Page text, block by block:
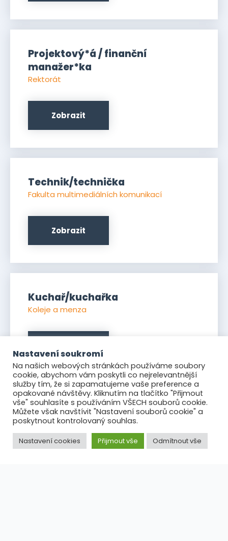
Projektový*á / finanční
manažer*ka
Rektorát
Zobrazit
Technik/technička
Fakulta multimediálních komunikací
Zobrazit
Kuchař/kuchařka
Koleje a menza
Nastavení soukromí
Na našich webových stránkách používáme soubory
cookie, abychom vám poskytli co nejrelevantnější
služby tím, že si zapamatujeme vaše preference a
opakované návštěvy. Kliknutím na tlačítko "Přijmout
vše" souhlasíte s používáním VŠECH souborů cookie.
Můžete však navštívit "Nastavení souborů cookie" a
poskytnout kontrolovaný souhlas.
Nastavení cookies Přijmout vše Odmítnout vše